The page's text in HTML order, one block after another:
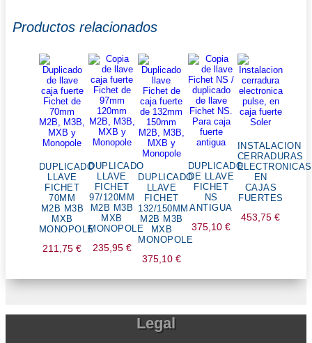
Productos relacionados
DUPLICADO
LLAVE
FICHET
70MM
M2B M3B
MXB
MONOPOLE
211,75€
DUPLICADO
LLAVE
FICHET
97/120MM
M2B M3B
MXB
MONOPOLE
235,95 €
DUPLICADO
LLAVE
FICHET
132/150MM
M2B M3B
MXB
MONOPOLE
375,10 €
DUPLICADO
DE LLAVE
FICHET
NS
ANTIGUA
375,10€
INSTALACION
CERRADURAS
ELECTRONICAS
EN
CAJAS
FUERTES
453,75€
Legal